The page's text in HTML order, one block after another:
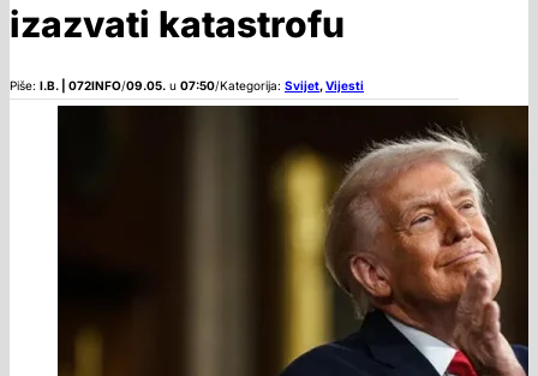
izazvati katastrofu
Piše: I.B. | 072INFO/09.05. u 07:50/Kategorija: Svijet,Vijesti